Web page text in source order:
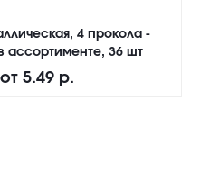
4 прокола -
ассортименте, 36 шт
от 5.49 р.